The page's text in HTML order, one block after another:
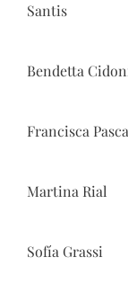
Santis
Bendetta
Francisca
Martina Rial
Sofía Grassi